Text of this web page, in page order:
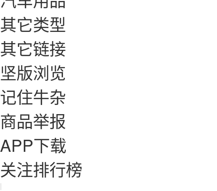
其它类型
其它链接
坚版浏览
记住牛杂
商品举报
APP下载
关注排行榜
|